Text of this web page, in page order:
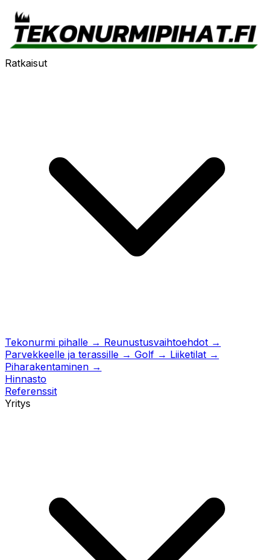
Ratkaisut
Tekonurmi pihalle → Reunustusvaihtoehdot →
Parvekkeelle ja terassille → Golf → Liiketilat →
Piharakentaminen →
Hinnasto
Referenssit
Yritys